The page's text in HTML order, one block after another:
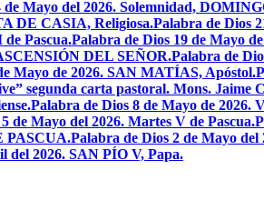
de Mayo del 2026. Solemnidad,
DE CASIA, Religiosa.Palabra de Dios
Pascua.Palabra de Dios 19 de Mayo
DEL SEÑOR.Palabra de
Mayo de 2026. SAN MATÍAS, Apóstol.
segunda carta pastoral. Mons. Jaime
Palabra de Dios 8 de Mayo de 2026.
de Mayo del 2026. Martes V de Pascua.
PASCUA.Palabra de Dios 2 de Mayo
del 2026. SAN PÍO V, Papa.